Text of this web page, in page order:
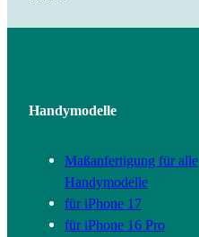
Handymodelle
Maßanfertigung für alle
Handymodelle
für iPhone 17
für iPhone 16 Pro